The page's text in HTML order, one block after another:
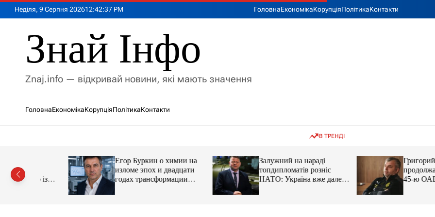
Неділя, 9 Серпня 202612:42:38 PM ГоловнаЕкономікаКорупціяПолітикаКонтакти
Знай Інфо
Znaj.info — відкривай новини, які мають значення
ГоловнаЕкономікаКорупціяПолітикаКонтакти
В ТРЕНДІ
із
Егор Буркин о химии на
изломе эпох и двадцати
годах трансформации
отрасли
Залужний на нараді
топдипломатів розніс
НАТО: Україна вже далеко
попереду
Григорий
продолжает
45-ю ОАБр:
передали